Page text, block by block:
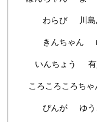
わらび
川
きんちゃん
いんちょう
ころころころちゃ
ぴんが
ゆ